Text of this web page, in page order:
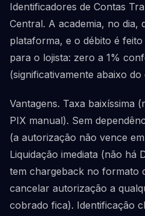
Identificadores de Contas
Central. A academia, no dia,
plataforma, e o débito é
para o lojista: zero a 1%
(significativamente abaixo do
Vantagens. Taxa baixíssima
PIX manual). Sem
(a autorização não vence
Liquidação imediata (não há
tem chargeback no formato
cancelar autorização a
cobrado fica). Identificação